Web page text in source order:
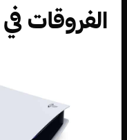
الفروقات